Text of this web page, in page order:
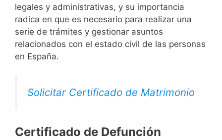
legales y administrativas, y su importancia
radica en que es necesario para realizar una
serie de trámites y gestionar asuntos
relacionados con el estado civil de las personas
en España.
Solicitar Certificado de Matrimonio
Certificado de Defunción